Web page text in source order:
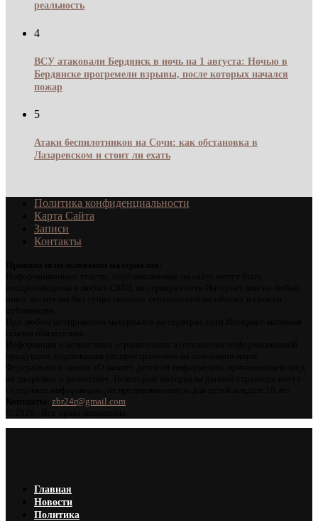
реальность
4
ВСУ атаковали Бердянск в ночь на 1 августа: Ночью в
Бердянске прогремели взрывы, после которых начался
пожар
5
Атаки беспилотников на Сочи: как обстановка в
Лазаревском и стоит ли ехать
Политика конфиденциальности
Карта Сайта
Записи
Контакты
zbr24r@gmail.com
Главная
Новости
Политика